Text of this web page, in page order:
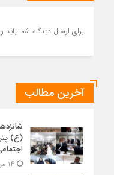
برای ارسال دیدگاه شما باید
آخرین مطالب
(ع)